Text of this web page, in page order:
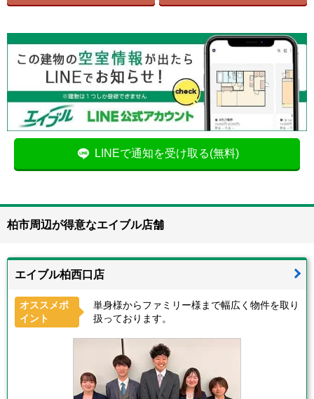
LINEで通知を受け取る(無料)
柏市周辺が得意なエイブル店舗
エイブル柏西口店
オススメポ
イント
単身様からファミリー様まで幅広く物件を取り
扱っております。